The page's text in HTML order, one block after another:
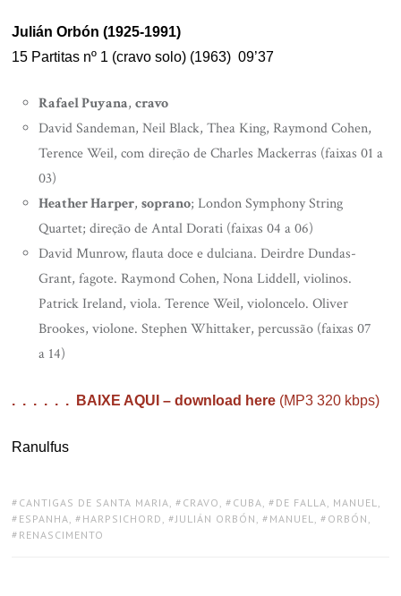
Julián Orbón (1925-1991)
15 Partitas nº 1 (cravo solo) (1963) 09’37
Rafael Puyana,cravo
David Sandeman, Neil Black, Thea King, Raymond Cohen,
Terence Weil, com direção de Charles Mackerras (faixas 01 a
03)
Heather Harper,soprano; London Symphony String
Quartet; direção de Antal Dorati (faixas 04 a 06)
David Munrow, flauta doce e dulciana. Deirdre Dundas-
Grant, fagote. Raymond Cohen, Nona Liddell, violinos.
Patrick Ireland, viola. Terence Weil, violoncelo. Oliver
Brookes, violone. Stephen Whittaker, percussão (faixas 07
a 14)
. . . . . . BAIXE AQUI – download here (MP3 320 kbps)
Ranulfus
TAGS:
CANTIGAS DE SANTA MARIA , CRAVO , CUBA , DE FALLA, MANUEL
ESPANHA , HARPSICHORD , JULIÁN ORBÓN , MANUEL , ORBÓN
RENASCIMENTO